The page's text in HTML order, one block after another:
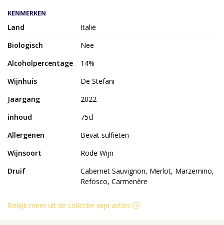
KENMERKEN
Land
Italië
Biologisch
Nee
Alcoholpercentage
14%
Wijnhuis
De Stefani
Jaargang
2022
inhoud
75cl
Allergenen
Bevat sulfieten
Wijnsoort
Rode Wijn
Druif
Cabernet Sauvignon, Merlot, Marzemino,
Refosco, Carmenère
Bekijk meer uit de collectie wijn acties